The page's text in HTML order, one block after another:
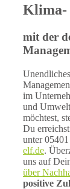
Klima-
mit der
im
und
möchtest,
Du
unter
elf.de.
uns auf
über
positive